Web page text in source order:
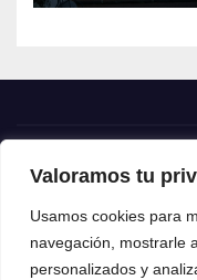
Valoramos tu
Usamos cookies para
navegación, mostrarle
personalizados y